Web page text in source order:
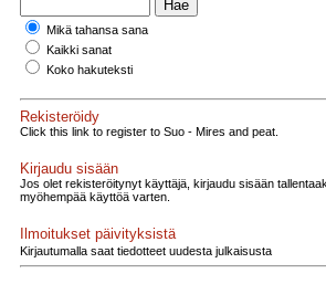
Mikä tahansa sana
Kaikki sanat
Koko hakuteksti
Rekisteröidy
Click this link to register to Suo - Mires and peat.
Kirjaudu sisään
Jos olet rekisteröitynyt käyttäjä, kirjaudu sisään
myöhempää käyttöä varten.
Ilmoitukset päivityksistä
Kirjautumalla saat tiedotteet uudesta julkaisusta